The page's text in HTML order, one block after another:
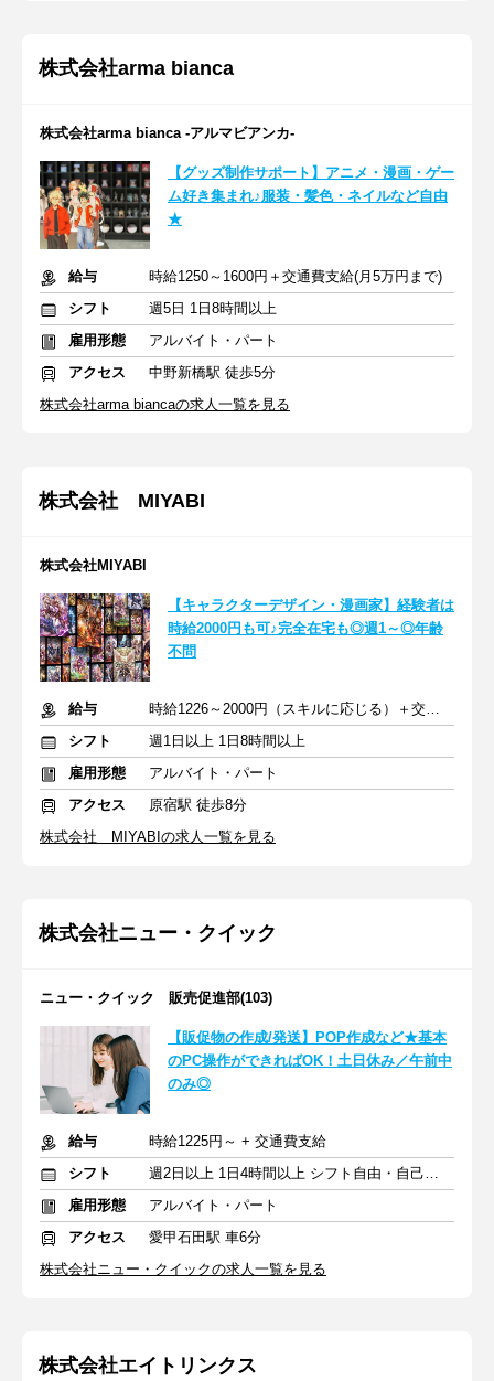
株式会社arma bianca
株式会社arma bianca -アルマビアンカ-
【グッズ制作サポート】アニメ・漫画・ゲー
ム好き集まれ♪服装・髪色・ネイルなど自由
★
給与
時給1250～1600円＋交通費支給(月5万円まで)
シフト
週5日 1日8時間以上
雇用形態
アルバイト・パート
アクセス
中野新橋駅 徒歩5分
株式会社arma biancaの求人一覧を見る
株式会社 MIYABI
株式会社MIYABI
【キャラクターデザイン・漫画家】経験者は
時給2000円も可♪完全在宅も◎週1～◎年齢
不問
給与
時給1226～2000円（スキルに応じる）＋交通費支給(月2万円まで)
シフト
週1日以上 1日8時間以上
雇用形態
アルバイト・パート
アクセス
原宿駅 徒歩8分
株式会社 MIYABIの求人一覧を見る
株式会社ニュー・クイック
ニュー・クイック 販売促進部(103)
【販促物の作成/発送】POP作成など★基本
のPC操作ができればOK！土日休み／午前中
のみ◎
給与
時給1225円～ + 交通費支給
シフト
週2日以上 1日4時間以上 シフト自由・自己申告
雇用形態
アルバイト・パート
アクセス
愛甲石田駅 車6分
株式会社ニュー・クイックの求人一覧を見る
株式会社エイトリンクス